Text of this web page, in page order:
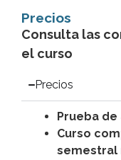
Precios
Consulta las
el curso
Precios
Prueba
Curso
semestral